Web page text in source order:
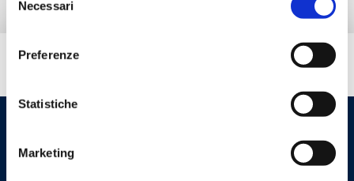
delNecessari
Preferenze
Statistiche
Marketing